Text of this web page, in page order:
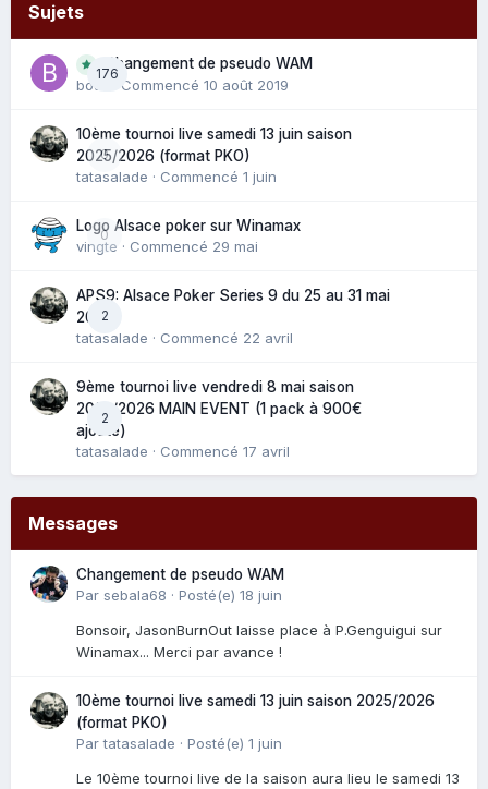
Sujets
176
Changement de pseudo WAM
bouli
· Commencé 10 août 2019
0
10ème tournoi live samedi 13 juin saison
2025/2026 (format PKO)
tatasalade · Commencé 1 juin
0
Logo Alsace poker sur Winamax
vingte · Commencé 29 mai
2
APS9: Alsace Poker Series 9 du 25 au 31 mai
2025
tatasalade · Commencé 22 avril
2
9ème tournoi live vendredi 8 mai saison
2025/2026 MAIN EVENT (1 pack à 900€
ajouté)
tatasalade · Commencé 17 avril
Messages
Changement de pseudo WAM
Par sebala68 · Posté(e) 18 juin
Bonsoir, JasonBurnOut laisse place à P.Genguigui sur
Winamax... Merci par avance !
10ème tournoi live samedi 13 juin saison 2025/2026
(format PKO)
Partatasalade · Posté(e) 1 juin
Le 10ème tournoi live de la saison aura lieu le samedi 13